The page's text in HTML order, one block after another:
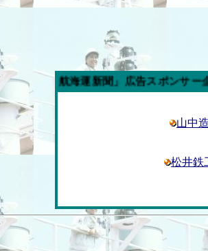
運新聞」広告スポンサー企業
山中
松井鉄